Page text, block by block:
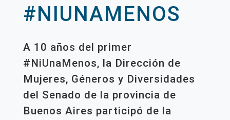
#NIUNAMENOS
A 10 años del primer
#NiUnaMenos, la Dirección de
Mujeres, Géneros y Diversidades
del Senado de la provincia de
Buenos Aires participó de la